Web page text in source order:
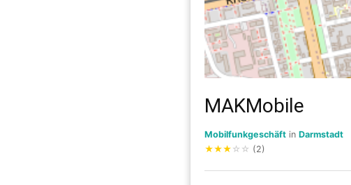
MAKMobile
Mobilfunkgeschäft in Darmstadt
★★★ ☆ ☆ (2)